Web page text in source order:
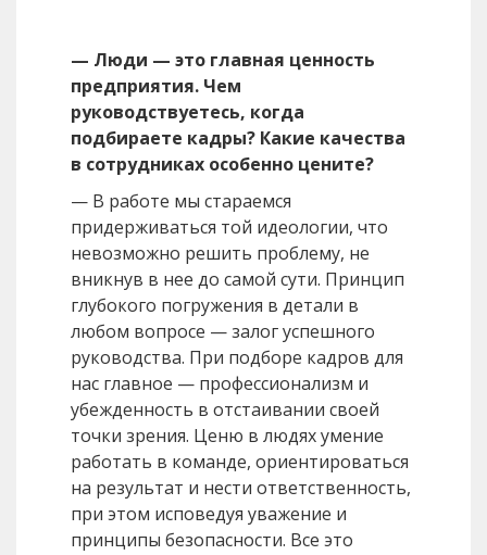
— Люди — это главная ценность
предприятия. Чем
руководствуетесь, когда
подбираете кадры? Какие качества
в сотрудниках особенно цените?
— В работе мы стараемся
придерживаться той идеологии, что
невозможно решить проблему, не
вникнув в нее до самой сути. Принцип
глубокого погружения в детали в
любом вопросе — залог успешного
руководства. При подборе кадров для
нас главное — профессионализм и
убежденность в отстаивании своей
точки зрения. Ценю в людях умение
работать в команде, ориентироваться
на результат и нести ответственность,
при этом исповедуя уважение и
принципы безопасности. Все это